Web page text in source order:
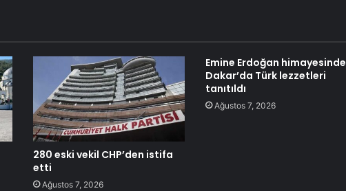
280 eski vekil CHP’den istifa
etti
Ağustos 7, 2026
Emine Erdoğan himayesinde
Dakar’da Türk lezzetleri
tanıtıldı
Ağustos 7, 2026